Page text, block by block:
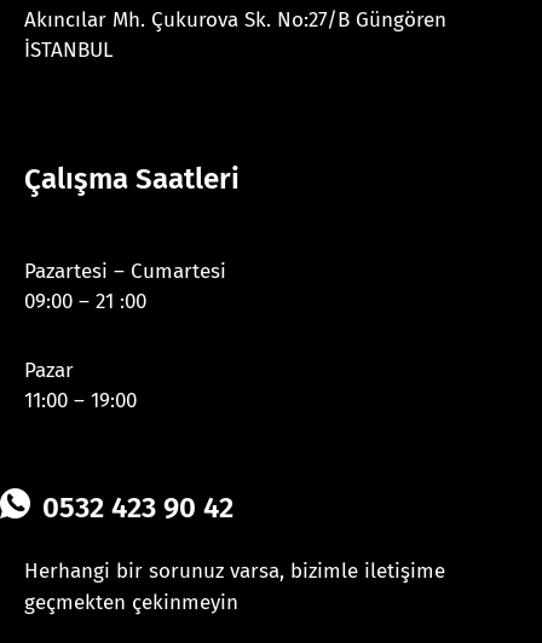
Akıncılar Mh. Çukurova Sk. No:27/B Güngören
İSTANBUL
Çalışma Saatleri
Pazartesi – Cumartesi
09:00 – 21 :00
Pazar
11:00 – 19:00
0532 423 90 42
Herhangi bir sorunuz varsa, bizimle iletişime
geçmekten çekinmeyin